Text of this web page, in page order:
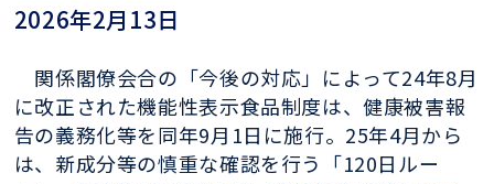
2026年2月13日
関係閣僚会合の「今後の対応」によって24年8月
に改正された機能性表示食品制度は、健康被害報
告の義務化等を同年9月1日に施行。25年4月から
は、新成分等の慎重な確認を行う「120日ルー